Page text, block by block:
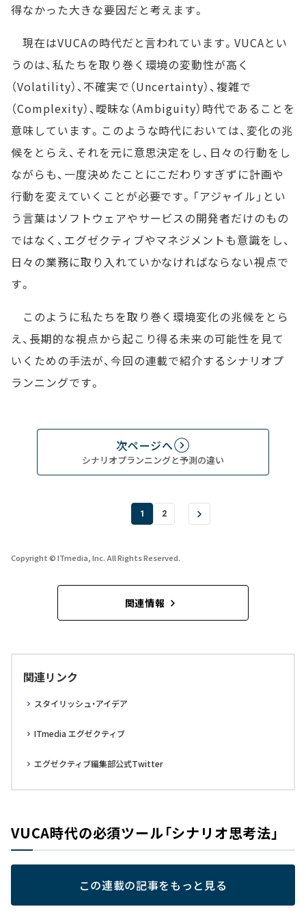
得なかった大きな要因だと考えます。
現在はVUCAの時代だと言われています。VUCAとい
うのは、私たちを取り巻く環境の変動性が高く
（Volatility）、不確実で（Uncertainty）、複雑で
（Complexity）、曖昧な（Ambiguity）時代であることを
意味しています。このような時代においては、変化の兆
候をとらえ、それを元に意思決定をし、日々の行動をし
ながらも、一度決めたことにこだわりすぎずに計画や
行動を変えていくことが必要です。「アジャイル」とい
う言葉はソフトウェアやサービスの開発者だけのもの
ではなく、エグゼクティブやマネジメントも意識をし、
日々の業務に取り入れていかなければならない視点で
す。
このように私たちを取り巻く環境変化の兆候をとら
え、長期的な視点から起こり得る未来の可能性を見て
いくための手法が、今回の連載で紹介するシナリオプ
ランニングです。
次ページへ
シナリオプランニングと予測の違い
1 2
Copyright © ITmedia, Inc. All Rights Reserved.
関連情報
関連リンク
スタイリッシュ・アイデア
ITmedia エグゼクティブ
エグゼクティブ編集部公式Twitter
VUCA時代の必須ツール「シナリオ思考法」
この連載の記事をもっと見る